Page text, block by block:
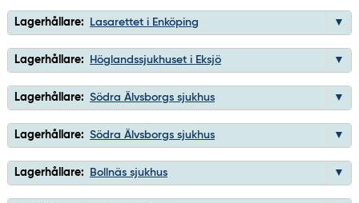
Lagerhållare: Lasarettet i Enköping
Lagerhållare: Höglandssjukhuset i Eksjö
Lagerhållare: Södra Älvsborgs sjukhus
Lagerhållare: Södra Älvsborgs sjukhus
Lagerhållare: Bollnäs sjukhus